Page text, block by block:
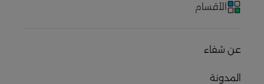
الأقسام
عن شفاء
المدونة